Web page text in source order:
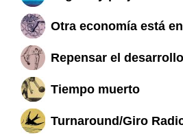
Otra economía está
Repensar el desarrollo
Tiempo muerto
Turnaround/Giro